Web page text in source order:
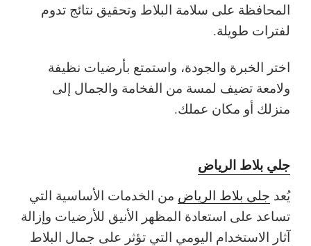
المحافظة على سلامة البلاط وتحقيق نتائج تدوم
لفترات طويلة.
اختر الخبرة والجودة، واستمتع بأرضيات نظيفة
ولامعة تضيف لمسة من الفخامة والجمال إلى
منزلك أو مكان عملك.
جلي بلاط الرياض
يُعد جلي بلاط الرياض من الخدمات الأساسية التي
تساعد على استعادة المظهر الأنيق للأرضيات وإزالة
آثار الاستخدام اليومي التي تؤثر على جمال البلاط